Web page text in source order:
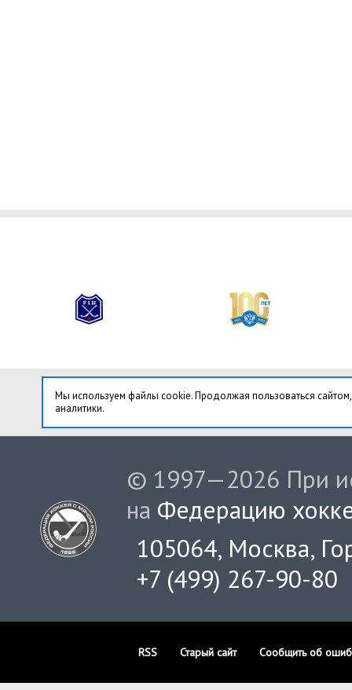
Мы используем файлы cookie. Продолжая пользоваться
аналитики.
© 1997—2026 При
на Федерацию
105064, Москва,
+7 (499) 267-90-80
RSS Старый сайт Сообщить об